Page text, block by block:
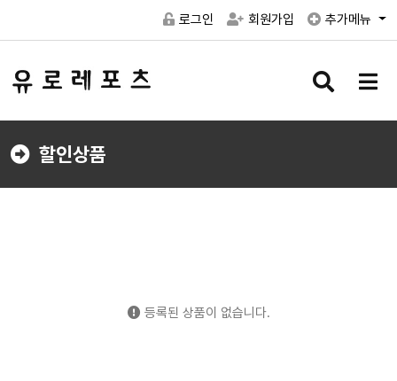
로그인 회원가입 추가메뉴
검
버
메
버
할인상품
등록된 상품이 없습니다.